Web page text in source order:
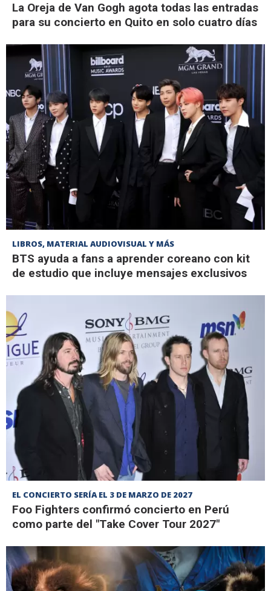
La Oreja de Van Gogh agota todas las entradas
para su concierto en Quito en solo cuatro días
LIBROS, MATERIAL AUDIOVISUAL Y MÁS
BTS ayuda a fans a aprender coreano con kit
de estudio que incluye mensajes exclusivos
EL CONCIERTO SERÍA EL 3 DE MARZO DE 2027
Foo Fighters confirmó concierto en Perú
como parte del "Take Cover Tour 2027"